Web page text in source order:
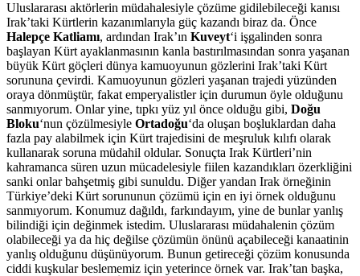
Uluslararası aktörlerin müdahalesiyle çözüme gidilebileceği kanısı
Irak’taki Kürtlerin kazanımlarıyla güç kazandı biraz da. Önce
Halepçe Katliamı, ardından Irak’ın Kuveyt‘i işgalinden sonra
başlayan Kürt ayaklanmasının kanla bastırılmasından sonra yaşanan
büyük Kürt göçleri dünya kamuoyunun gözlerini Irak’taki Kürt
sorununa çevirdi. Kamuoyunun gözleri yaşanan trajedi yüzünden
oraya dönmüştür, fakat emperyalistler için durumun öyle olduğunu
sanmıyorum. Onlar yine, tıpkı yüz yıl önce olduğu gibi, Doğu
Bloku‘nun çözülmesiyle Ortadoğu‘da oluşan boşluklardan daha
fazla pay alabilmek için Kürt trajedisini de meşruluk kılıfı olarak
kullanarak soruna müdahil oldular. Sonuçta Irak Kürtleri’nin
kahramanca süren uzun mücadelesiyle fiilen kazandıkları özerkliğini
sanki onlar bahşetmiş gibi sunuldu. Diğer yandan Irak örneğinin
Türkiye’deki Kürt sorununun çözümü için en iyi örnek olduğunu
sanmıyorum. Konumuz dağıldı, farkındayım, yine de bunlar yanlış
bilindiği için değinmek istedim. Uluslararası müdahalenin çözüm
olabileceği ya da hiç değilse çözümün önünü açabileceği kanaatinin
yanlış olduğunu düşünüyorum. Bunun getireceği çözüm konusunda
ciddi kuşkular beslememiz için yeterince örnek var. Irak’tan başka,